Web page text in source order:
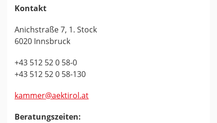
Kontakt
Anichstraße 7, 1. Stock
6020 Innsbruck
+43 512 52 0 58-0
+43 512 52 0 58-130
kammer@aektirol.at
Beratungszeiten: